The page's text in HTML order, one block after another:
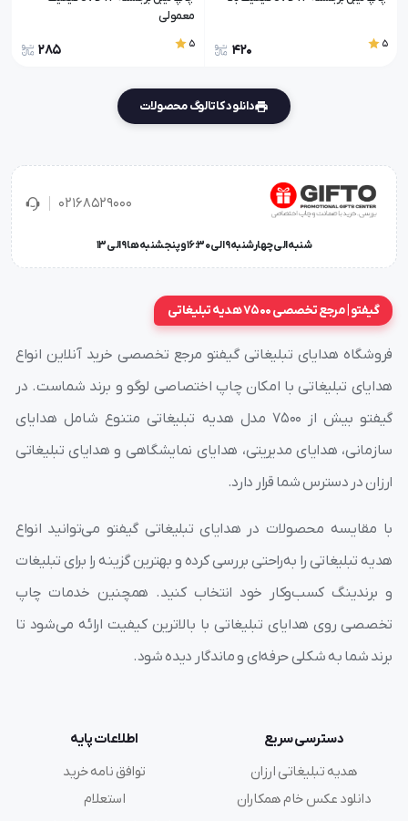
5
420
معمولی
5
285
دانلود کاتالوگ محصولات
02168529000
شنبه الی چهارشنبه 9 الی 16:30 و پنجشنبه ها 9 الی 13
گیفتو | مرجع تخصصی 7500 هدیه تبلیغاتی
فروشگاه هدایای تبلیغاتی گیفتو مرجع تخصصی خرید آنلاین انواع
هدایای تبلیغاتی با امکان چاپ اختصاصی لوگو و برند شماست. در
گیفتو بیش از ۷۵۰۰ مدل هدیه تبلیغاتی متنوع شامل هدایای
سازمانی، هدایای مدیریتی، هدایای نمایشگاهی و هدایای تبلیغاتی
ارزان در دسترس شما قرار دارد.
با مقایسه محصولات در هدایای تبلیغاتی گیفتو می‌توانید انواع
هدیه تبلیغاتی را به‌راحتی بررسی کرده و بهترین گزینه را برای تبلیغات
و برندینگ کسب‌وکار خود انتخاب کنید. همچنین خدمات چاپ
تخصصی روی هدایای تبلیغاتی با بالاترین کیفیت ارائه می‌شود تا
برند شما به شکلی حرفه‌ای و ماندگار دیده شود.
دسترسی سریع
هدیه تبلیغاتی ارزان
دانلود عکس خام همکاران
اطلاعات پایه
توافق نامه خرید
استعلام